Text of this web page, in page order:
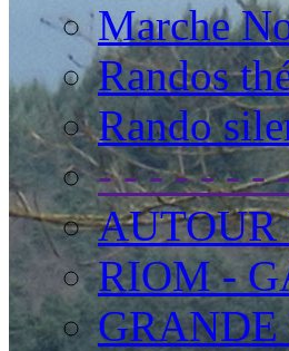
Marche
Randos
Rando
- - - - - - -
RIOM -
GRANDE